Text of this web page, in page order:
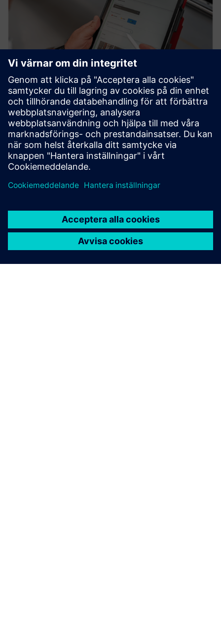
SERICY.assist Recorder
Förvandla manuell dokumentation till digitala data utan
ansträngning med Sericy.assist Recorder. Skapa anpassade
formulär - ingen kodning krävs.
Läs mer